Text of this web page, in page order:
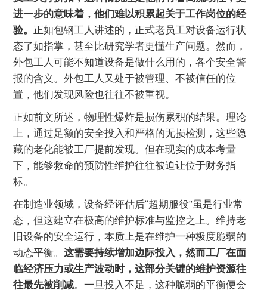
进一步的意味着，他们难以积累起关于工作岗位的经
验。 正如包钢工人讲述的，正式老员工对设备运行状
态了如指掌，甚至比研究学者更懂生产问题。然而，
外包工人可能不知道设备是做什么用的，各个安全警
报的含义。外包工人又处于被管理、不被信任的位
置，他们发现风险也往往不被重视。
正如前文所述，物理性爆炸是损伤累积的结果。理论
上，通过足额的安全投入和严格的无损检测，这些隐
藏的老化能被工厂提前发现。但在现实的成本考量
下，能够救命的预防性维护往往被迫让位于财务指
标。
在制造业领域，设备经评估后“超期服役”虽是行业常
态，但这建立在极高的维护标准与监控之上。维持老
旧设备的安全运行，本质上是在维护一种极度脆弱的
动态平衡。这需要持续增加边际投入，然而工厂在面
临经济压力或生产波动时，这部分关键的维护资源往
往最先被削减。一旦投入不足，这种脆弱的平衡便会